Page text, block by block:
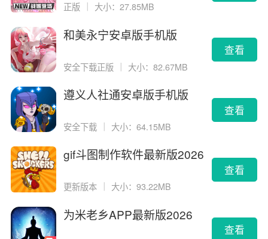
正版 大小：27.85MB
和美永宁安卓版手机版
安全下载正版 ｜ 大小：82.67MB
查看
遵义人社通安卓版手机版
安全下载 大小：64.15MB
查看
gif斗图制作软件最新版2026
更新版本 大小：93.22MB
查看
为米老乡APP最新版2026
查看